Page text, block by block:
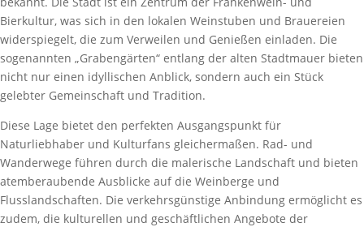
Bierkultur, was sich in den lokalen Weinstuben und Brauereien
widerspiegelt, die zum Verweilen und Genießen einladen. Die
sogenannten „Grabengärten“ entlang der alten Stadtmauer bieten
nicht nur einen idyllischen Anblick, sondern auch ein Stück
gelebter Gemeinschaft und Tradition.
Diese Lage bietet den perfekten Ausgangspunkt für
Naturliebhaber und Kulturfans gleichermaßen. Rad- und
Wanderwege führen durch die malerische Landschaft und bieten
atemberaubende Ausblicke auf die Weinberge und
Flusslandschaften. Die verkehrsgünstige Anbindung ermöglicht es
zudem, die kulturellen und geschäftlichen Angebote der